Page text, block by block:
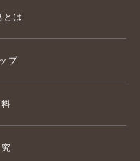
とは
プ